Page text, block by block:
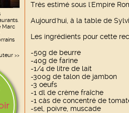
Marc
>>
Très estimé sous l'Empire
Aujourd'hui, à la table de
Les ingrédients pour cette
-50g de beurre
-40g de farine
-1/4 de litre de lait
-300g de talon de jambon
-3 oeufs
-1 dl de crème fraîche
-1 càs de concentré de
-sel, poivre, muscade